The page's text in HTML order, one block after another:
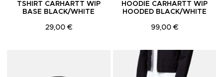
TSHIRT CARHARTT WIP
BASE BLACK/WHITE
29,00 €
HOODIE CARHARTT WIP
HOODED BLACK/WHITE
99,00 €
Adicionar aos Favoritos